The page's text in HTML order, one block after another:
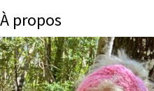
À propos